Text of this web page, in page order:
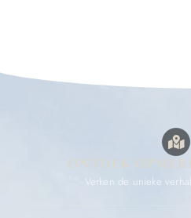
ONTDEK
Verken de unieke